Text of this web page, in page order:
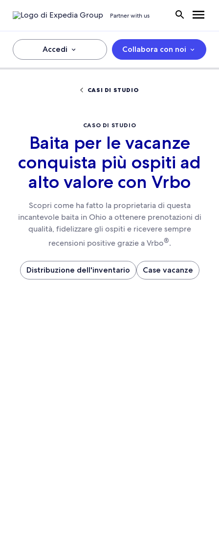
Partner with us
Accedi Collabora con noi
CASI DI STUDIO
CASO DI STUDIO
Baita per le vacanze
conquista più ospiti ad
alto valore con Vrbo
Scopri come ha fatto la proprietaria di questa
incantevole baita in Ohio a ottenere prenotazioni di
qualità, fidelizzare gli ospiti e ricevere sempre
recensioni positive grazie a Vrbo®.
Distribuzione dell'inventario Case vacanze